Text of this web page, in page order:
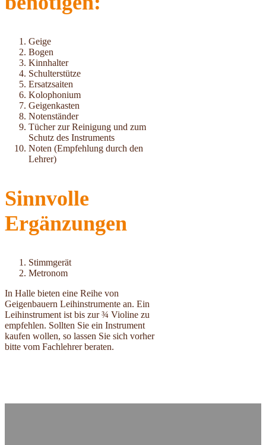
Geige
Bogen
Kinnhalter
Schulterstütze
Ersatzsaiten
Kolophonium
Geigenkasten
Notenständer
Tücher zur Reinigung und zum
Schutz des Instruments
Noten (Empfehlung durch den
Lehrer)
Sinnvolle
Ergänzungen
Stimmgerät
Metronom
In Halle bieten eine Reihe von
Geigenbauern Leihinstrumente an. Ein
Leihinstrument ist bis zur ¾ Violine zu
empfehlen. Sollten Sie ein Instrument
kaufen wollen, so lassen Sie sich vorher
bitte vom Fachlehrer beraten.